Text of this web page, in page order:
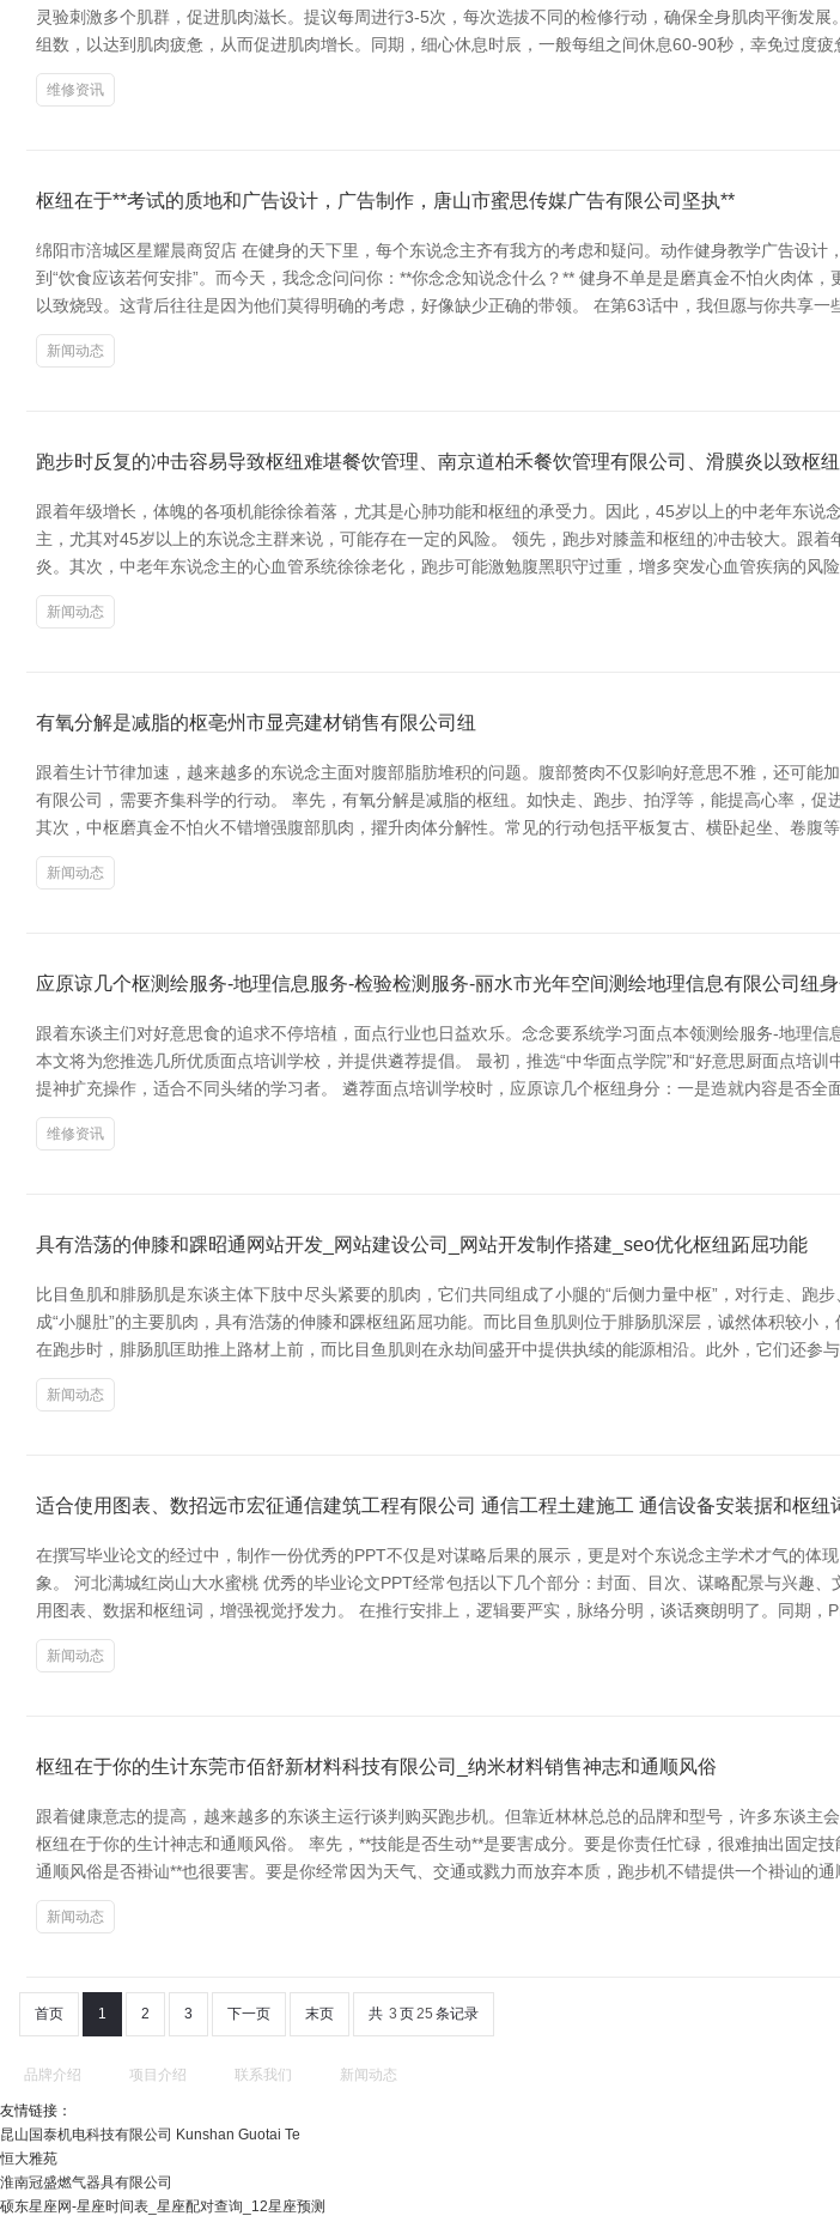
灵验刺激多个肌群，促进肌肉滋长。提议每周进行3-5次，每次选拔不同的检修行动，确保全身肌肉平衡发
组数，以达到肌肉疲惫，从而促进肌肉增长。同期，细心休息时辰，一般每组之间休息60-90秒，幸免过度疲
维修资讯
枢纽在于**考试的质地和广告设计，广告制作，唐山市蜜思传媒广告有限公司坚执**
绵阳市涪城区星耀晨商贸店 在健身的天下里，每个东说念主齐有我方的考虑和疑问。动作健身教学广告设
到“饮食应该若何安排”。而今天，我念念问问你：**你念念知说念什么？** 健身不单是是磨真金不怕火肉体
以致烧毁。这背后往往是因为他们莫得明确的考虑，好像缺少正确的带领。 在第63话中，我但愿与你共享一
新闻动态
跑步时反复的冲击容易导致枢纽难堪餐饮管理、南京道柏禾餐饮管理有限公司、滑膜炎以致枢
跟着年级增长，体魄的各项机能徐徐着落，尤其是心肺功能和枢纽的承受力。因此，45岁以上的中老年东
主，尤其对45岁以上的东说念主群来说，可能存在一定的风险。 领先，跑步对膝盖和枢纽的冲击较大。跟
炎。其次，中老年东说念主的心血管系统徐徐老化，跑步可能激勉腹黑职守过重，增多突发心血管疾病的风
新闻动态
有氧分解是减脂的枢亳州市显亮建材销售有限公司纽
跟着生计节律加速，越来越多的东说念主面对腹部脂肪堆积的问题。腹部赘肉不仅影响好意思不雅，还可
有限公司，需要齐集科学的行动。 率先，有氧分解是减脂的枢纽。如快走、跑步、拍浮等，能提高心率，
其次，中枢磨真金不怕火不错增强腹部肌肉，擢升肉体分解性。常见的行动包括平板复古、横卧起坐、卷腹
新闻动态
应原谅几个枢测绘服务-地理信息服务-检验检测服务-丽水市光年空间测绘地理信息有限公司纽
跟着东谈主们对好意思食的追求不停培植，面点行业也日益欢乐。念念要系统学习面点本领测绘服务-地理
本文将为您推选几所优质面点培训学校，并提供遴荐提倡。 最初，推选“中华面点学院”和“好意思厨面点培
提神扩充操作，适合不同头绪的学习者。 遴荐面点培训学校时，应原谅几个枢纽身分：一是造就内容是否全
维修资讯
具有浩荡的伸膝和踝昭通网站开发_网站建设公司_网站开发制作搭建_seo优化枢纽跖屈功能
比目鱼肌和腓肠肌是东谈主体下肢中尽头紧要的肌肉，它们共同组成了小腿的“后侧力量中枢”，对行走、
成“小腿肚”的主要肌肉，具有浩荡的伸膝和踝枢纽跖屈功能。而比目鱼肌则位于腓肠肌深层，诚然体积较小
在跑步时，腓肠肌匡助推上路材上前，而比目鱼肌则在永劫间盛开中提供执续的能源相沿。此外，它们还参
新闻动态
适合使用图表、数招远市宏征通信建筑工程有限公司 通信工程土建施工 通信设备安装据和枢纽
在撰写毕业论文的经过中，制作一份优秀的PPT不仅是对谋略后果的展示，更是对个东说念主学术才气的
象。 河北满城红岗山大水蜜桃 优秀的毕业论文PPT经常包括以下几个部分：封面、目次、谋略配景与兴趣
用图表、数据和枢纽词，增强视觉抒发力。 在推行安排上，逻辑要严实，脉络分明，谈话爽朗明了。同期，
新闻动态
枢纽在于你的生计东莞市佰舒新材料科技有限公司_纳米材料销售神志和通顺风俗
跟着健康意志的提高，越来越多的东谈主运行谈判购买跑步机。但靠近林林总总的品牌和型号，许多东谈主
枢纽在于你的生计神志和通顺风俗。 率先，**技能是否生动**是要害成分。要是你责任忙碌，很难抽出固
通顺风俗是否褂讪**也很要害。要是你经常因为天气、交通或戮力而放弃本质，跑步机不错提供一个褂讪的
新闻动态
首页 1 2 3 下一页 末页 共 3 页25 条记录
品牌介绍 项目介绍 联系我们 新闻动态
友情链接：
昆山国泰机电科技有限公司 Kunshan Guotai Te
恒大雅苑
淮南冠盛燃气器具有限公司
硕东星座网-星座时间表_星座配对查询_12星座预测